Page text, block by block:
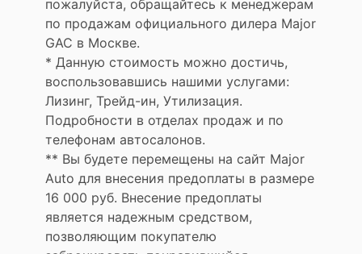
пожалуйста, обращайтесь к менеджерам
по продажам официального дилера Major
GAC в Москве.
* Данную стоимость можно достичь,
воспользовавшись нашими услугами:
Лизинг, Трейд-ин, Утилизация.
Подробности в отделах продаж и по
телефонам автосалонов.
** Вы будете перемещены на сайт Major
Auto для внесения предоплаты в размере
16 000 руб. Внесение предоплаты
является надежным средством,
позволяющим покупателю